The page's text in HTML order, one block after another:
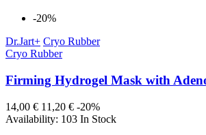
-20%
Dr.Jart+ Cryo Rubber
Cryo Rubber
Firming Hydrogel Mask with
14,00 € 11,20 € -20%
Availability: 103 In Stock